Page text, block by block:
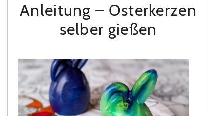
Anleitung – Osterkerzen
selber gießen